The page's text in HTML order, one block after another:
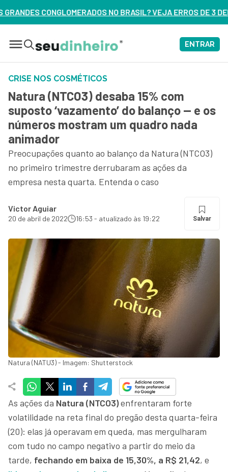
BRASIL? VEJA ERROS DE 3 DELES – ASSISTA AGORA
ENTRAR
CRISE NOS COSMÉTICOS
Natura (NTCO3) desaba 15% com
suposto ‘vazamento’ do balanço — e os
números mostram um quadro nada
animador
Preocupações quanto ao balanço da Natura (NTCO3)
no primeiro trimestre derrubaram as ações da
empresa nesta quarta. Entenda o caso
Victor Aguiar
20 de abril de 2022 16:53 - atualizado às 19:22 Salvar
Natura (NATU3) - Imagem: Shutterstock
As ações da Natura (NTCO3)enfrentaram forte
volatilidade na reta final do pregão desta quarta-feira
(20): elas já operavam em queda, mas mergulharam
com tudo no campo negativo a partir do meio da
tarde, fechando em baixa de 15,30%, a R$ 21,42, e